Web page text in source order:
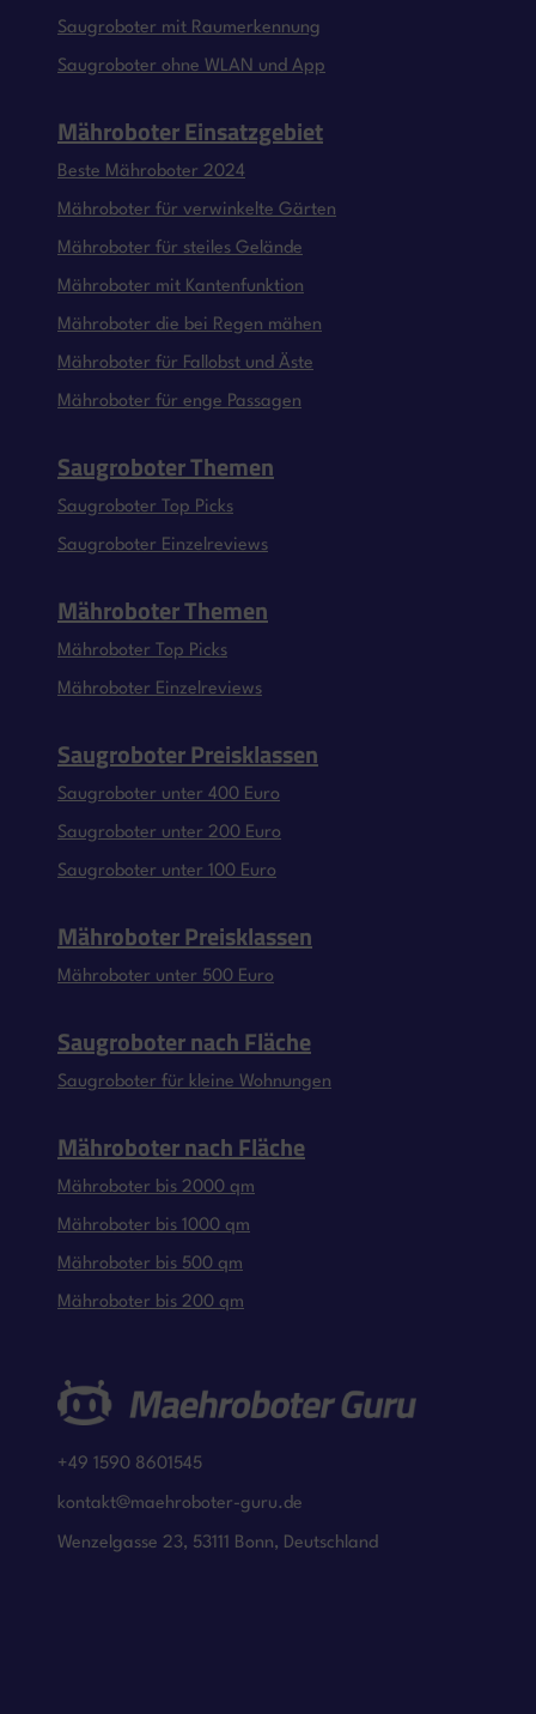
Saugroboter mit Raumerkennung
Saugroboter ohne WLAN und App
Mähroboter Einsatzgebiet
Beste Mähroboter 2024
Mähroboter für verwinkelte Gärten
Mähroboter für steiles Gelände
Mähroboter mit Kantenfunktion
Mähroboter die bei Regen mähen
Mähroboter für Fallobst und Äste
Mähroboter für enge Passagen
Saugroboter Themen
Saugroboter Top Picks
Saugroboter Einzelreviews
Mähroboter Themen
Mähroboter Top Picks
Mähroboter Einzelreviews
Saugroboter Preisklassen
Saugroboter unter 400 Euro
Saugroboter unter 200 Euro
Saugroboter unter 100 Euro
Mähroboter Preisklassen
Mähroboter unter 500 Euro
Saugroboter nach Fläche
Saugroboter für kleine Wohnungen
Mähroboter nach Fläche
Mähroboter bis 2000 qm
Mähroboter bis 1000 qm
Mähroboter bis 500 qm
Mähroboter bis 200 qm
+49 1590 8601545
kontakt@maehroboter-guru.de
Wenzelgasse 23, 53111 Bonn, Deutschland